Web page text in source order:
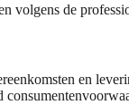
volgens de
en